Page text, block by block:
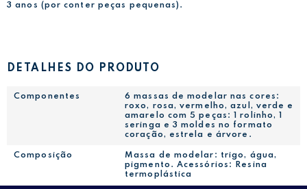
3 anos (por conter peças pequenas).
DETALHES DO PRODUTO
Componentes
6 massas de modelar nas cores:
roxo, rosa, vermelho, azul, verde e
amarelo com 5 peças: 1 rolinho, 1
seringa e 3 moldes no formato
coração, estrela e árvore.
Composição
Massa de modelar: trigo, água,
pigmento. Acessórios: Resina
termoplástica